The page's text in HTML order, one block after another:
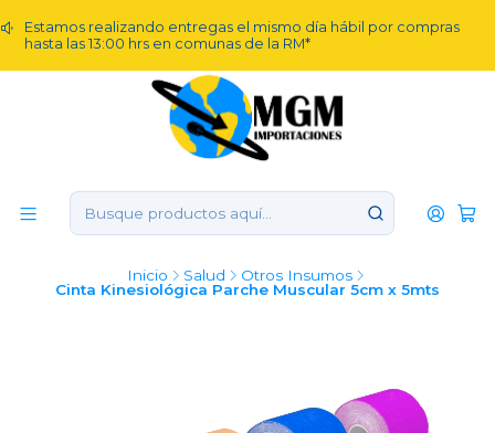
Estamos realizando entregas el mismo día hábil por compras
hasta las 13:00 hrs en comunas de la RM*
Inicio Salud
Otros Insumos
Cinta Kinesiológica Parche Muscular 5cm x 5mts